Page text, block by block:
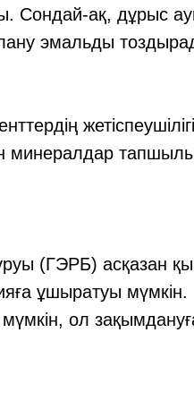
Сондай-ақ, дұрыс
эмальды
минералдар
(ГЭРБ) асқазан
ұшыратуы
ол